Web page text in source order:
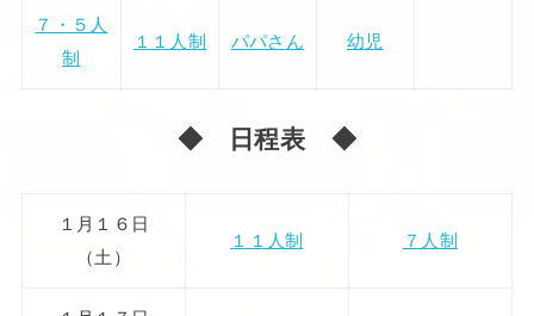
７・５人
制
１１人制 パパさん 幼児
◆ 日程表 ◆
１月１６日
（土）
１１人制 ７人制